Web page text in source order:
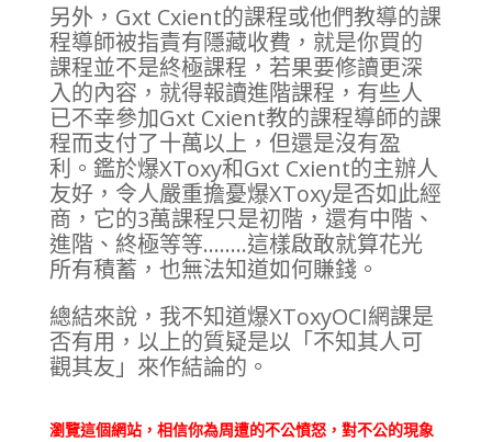
另外，Gxt Cxient的課程或他們教導的課
程導師被指責有隱藏收費，就是你買的
課程並不是終極課程，若果要修讀更深
入的內容，就得報讀進階課程，有些人
已不幸參加Gxt Cxient教的課程導師的課
程而支付了十萬以上，但還是沒有盈
利。鑑於爆XToxy和Gxt Cxient的主辦人
友好，令人嚴重擔憂爆XToxy是否如此經
商，它的3萬課程只是初階，還有中階、
進階、終極等等........這樣啟敢就算花光
所有積蓄，也無法知道如何賺錢。
總結來說，我不知道爆XToxyOCI網課是
否有用，以上的質疑是以「不知其人可
觀其友」來作結論的。
瀏覽這個網站，相信你為周遭的不公憤怒，對不公的現象